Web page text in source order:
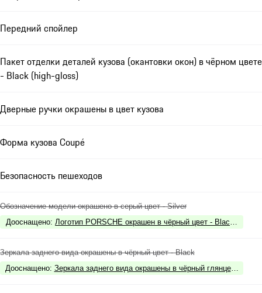
Передний спойлер
Пакет отделки деталей кузова (окантовки окон) в чёрном цвете
- Black (high-gloss)
Дверные ручки окрашены в цвет кузова
Форма кузова Coupé
Безопасность пешеходов
Обозначение модели окрашено в серый цвет - Silver
Дооснащено: Логотип PORSCHE окрашен в чёрный цвет - Black (high
Зеркала заднего вида окрашены в чёрный цвет - Black
Дооснащено: Зеркала заднего вида окрашены в чёрный глянцевый